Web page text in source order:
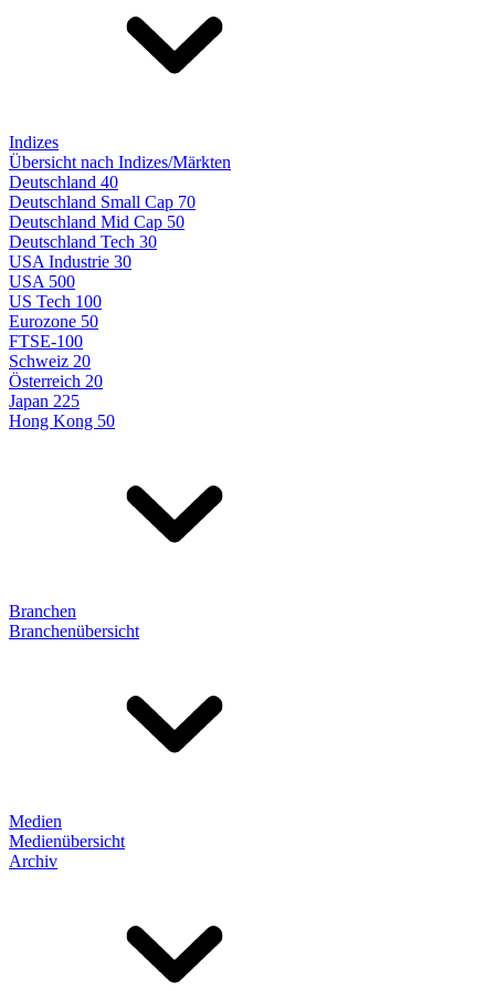
Indizes
Übersicht nach Indizes/Märkten
Deutschland 40
Deutschland Small Cap 70
Deutschland Mid Cap 50
Deutschland Tech 30
USA Industrie 30
USA 500
US Tech 100
Eurozone 50
FTSE-100
Schweiz 20
Österreich 20
Japan 225
Hong Kong 50
Branchen
Branchenübersicht
Medien
Medienübersicht
Archiv